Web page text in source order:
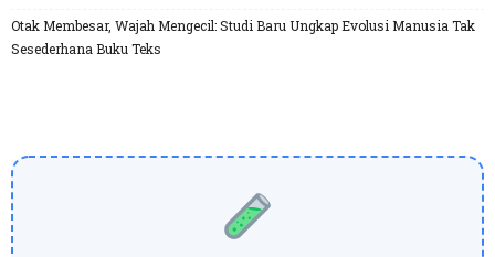
Otak Membesar, Wajah Mengecil: Studi Baru Ungkap Evolusi Manusia Tak
Sesederhana Buku Teks